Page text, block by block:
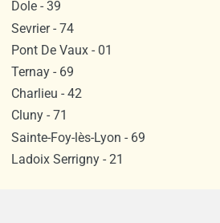
Dole - 39
Sevrier - 74
Pont De Vaux - 01
Ternay - 69
Charlieu - 42
Cluny - 71
Sainte-Foy-lès-Lyon - 69
Ladoix Serrigny - 21